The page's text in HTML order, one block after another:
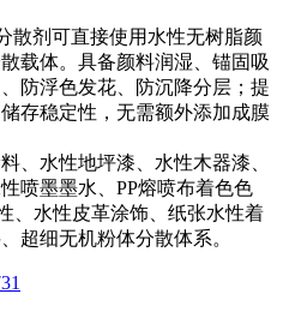
散剂可直接使用水性无树脂颜
载体。具备颜料润湿、锚固吸
防浮色发花、防沉降分层；提
存稳定性，无需额外添加成膜
、水性地坪漆、水性木器漆、
喷墨墨水、PP熔喷布着色色
、水性皮革涂饰、纸张水性着
超细无机粉体分散体系。